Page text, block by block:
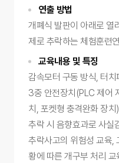
연출 방법
개폐식 발판이 아래로 열
제로 추락하는 체험훈련
교육내용 및 특징
감속모터 구동 방식, 터치
3중 안전장치(PLC 제어
치, 포켓형 충격완화 장치)
추락 시 음향효과로 사실
추락사고의 위험성 교육,
황에 따른 개구부 처리 교